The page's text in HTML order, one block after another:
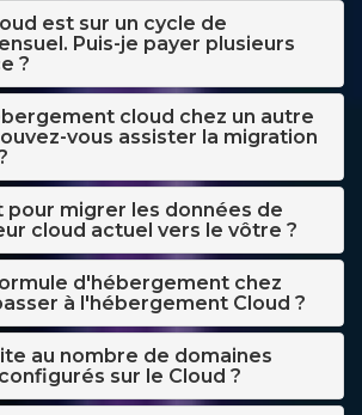
est sur un cycle de
Puis-je payer plusieurs
?
cloud chez un autre
vous assister la migration
pour migrer les données de
cloud actuel vers le vôtre ?
d'hébergement chez
à l'hébergement Cloud ?
au nombre de domaines
sur le Cloud ?